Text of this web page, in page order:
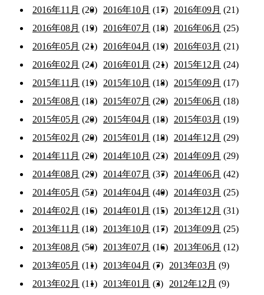
2016年11月 (20) 2016年10月 (17) 2016年09月 (21)
2016年08月 (19) 2016年07月 (18) 2016年06月 (25)
2016年05月 (21) 2016年04月 (19) 2016年03月 (21)
2016年02月 (24) 2016年01月 (21) 2015年12月 (24)
2015年11月 (19) 2015年10月 (18) 2015年09月 (17)
2015年08月 (18) 2015年07月 (20) 2015年06月 (18)
2015年05月 (20) 2015年04月 (18) 2015年03月 (19)
2015年02月 (20) 2015年01月 (18) 2014年12月 (29)
2014年11月 (20) 2014年10月 (23) 2014年09月 (29)
2014年08月 (29) 2014年07月 (37) 2014年06月 (42)
2014年05月 (52) 2014年04月 (40) 2014年03月 (25)
2014年02月 (16) 2014年01月 (15) 2013年12月 (31)
2013年11月 (18) 2013年10月 (17) 2013年09月 (25)
2013年08月 (50) 2013年07月 (16) 2013年06月 (12)
2013年05月 (11) 2013年04月 (7) 2013年03月 (9)
2013年02月 (11) 2013年01月 (3) 2012年12月 (9)